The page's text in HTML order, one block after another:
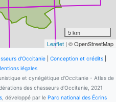
(Linnaeus, 1758)
en2026 Fiche espèce
Linnaeus, 1758
en2026
5 km
Leaflet | © OpenStreetMap
d'Occitanie| Conception et crédits|
légales
et cynégétique d'Occitanie - Atlas de
des chasseurs d'Occitanie, 2021
, développé par le Parc national des Écrins